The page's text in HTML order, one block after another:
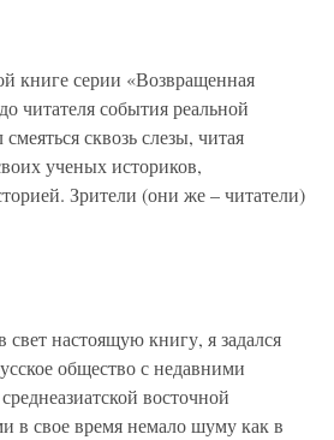
книге серии «Возвращенная
читателя события реальной
сквозь слезы, читая
ученых историков,
Зрители (они же – читатели)
настоящую книгу, я задался
общество с недавними
восточной
в свое время немало шуму как в